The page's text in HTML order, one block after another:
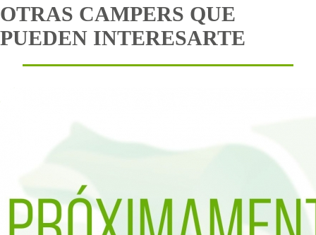
OTRAS CAMPERS QUE
PUEDEN INTERESARTE